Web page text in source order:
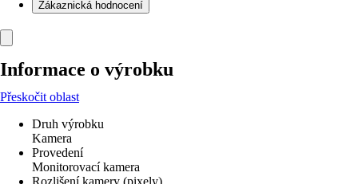
Zákaznická hodnocení
Informace o výrobku
Přeskočit oblast
Druh výrobku
Kamera
Provedení
Monitorovací kamera
Rozlišení kamery (pixely)